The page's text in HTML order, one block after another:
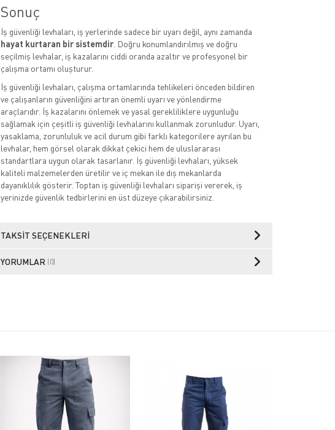
Sonuç
İş güvenliği levhaları, iş yerlerinde sadece bir uyarı değil, aynı zamanda
hayat kurtaran bir sistemdir. Doğru konumlandırılmış ve doğru
seçilmiş levhalar, iş kazalarını ciddi oranda azaltır ve profesyonel bir
çalışma ortamı oluşturur.
İş güvenliği levhaları, çalışma ortamlarında tehlikeleri önceden bildiren
ve çalışanların güvenliğini artıran önemli uyarı ve yönlendirme
araçlarıdır. İş kazalarını önlemek ve yasal gerekliliklere uygunluğu
sağlamak için çeşitli iş güvenliği levhalarını kullanmak zorunludur. Uyarı,
yasaklama, zorunluluk ve acil durum gibi farklı kategorilere ayrılan bu
levhalar, hem görsel olarak dikkat çekici hem de uluslararası
standartlara uygun olarak tasarlanır. İş güvenliği levhaları, yüksek
kaliteli malzemelerden üretilir ve iç mekan ile dış mekanlarda
dayanıklılık gösterir. Toptan iş güvenliği levhaları siparişi vererek, iş
yerinizde güvenlik tedbirlerini en üst düzeye çıkarabilirsiniz.
TAKSIT SEÇENEKLERI
YORUMLAR (0)